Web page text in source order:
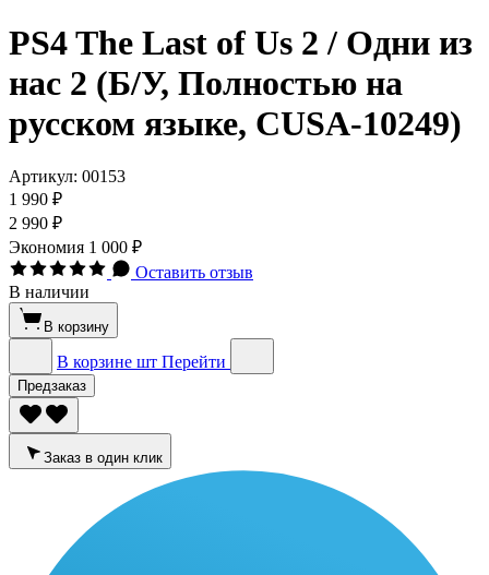
PS4 The Last of Us 2 / Одни из
нас 2 (Б/У, Полностью на
русском языке, CUSA-10249)
Артикул: 00153
1 990 ₽
2 990 ₽
Экономия 1 000 ₽
Оставить отзыв
В наличии
В корзину
В корзине шт Перейти
Предзаказ
Заказ в один клик